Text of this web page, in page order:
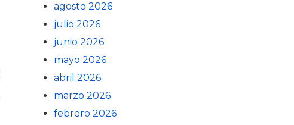
agosto 2026
julio 2026
junio 2026
mayo 2026
abril 2026
marzo 2026
febrero 2026